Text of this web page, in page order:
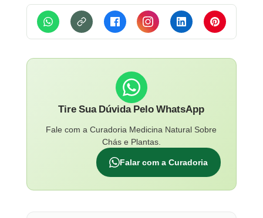
Tire Sua Dúvida Pelo WhatsApp
Fale com a Curadoria Medicina Natural Sobre
Chás e Plantas.
Falar com a Curadoria